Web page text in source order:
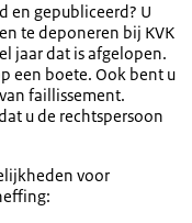
en gepubliceerd? U
te deponeren bij KVK
jaar dat is afgelopen.
een boete. Ook bent u
faillissement.
u de rechtspersoon
voor